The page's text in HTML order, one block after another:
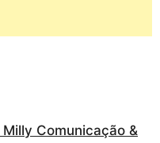
Comunicação &